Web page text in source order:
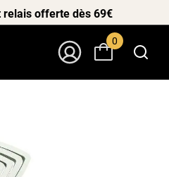
relais offerte dès 69€
0